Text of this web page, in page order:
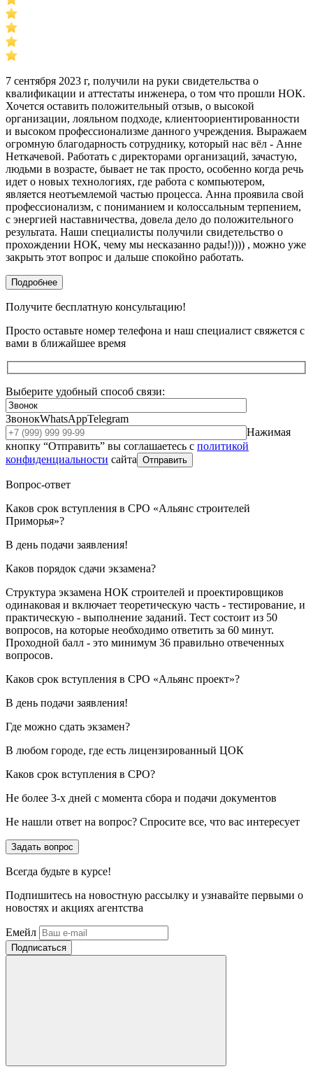
7 сентября 2023 г, получили на руки свидетельства о
квалификации и аттестаты инженера, о том что прошли НОК.
Хочется оставить положительный отзыв, о высокой
организации, лояльном подходе, клиентоориентированности
и высоком профессионализме данного учреждения. Выражаем
огромную благодарность сотруднику, который нас вёл - Анне
Неткачевой. Работать с директорами организаций, зачастую,
людьми в возрасте, бывает не так просто, особенно когда речь
идет о новых технологиях, где работа с компьютером,
является неотъемлемой частью процесса. Анна проявила свой
профессионализм, с пониманием и колоссальным терпением,
с энергией наставничества, довела дело до положительного
результата. Наши специалисты получили свидетельство о
прохождении НОК, чему мы несказанно рады!)))) , можно уже
закрыть этот вопрос и дальше спокойно работать.
Подробнее
Получите бесплатную консультацию!
Просто оставьте номер телефона и наш специалист свяжется с
вами в ближайшее время
Выберите удобный способ связи:
ЗвонокWhatsAppTelegram
Нажимая
кнопку “Отправить” вы соглашаетесь с политикой
конфиденциальности сайта Отправить
Вопрос-ответ
Каков срок вступления в СРО «Альянс строителей
Приморья»?
В день подачи заявления!
Каков порядок сдачи экзамена?
Структура экзамена НОК строителей и проектировщиков
одинаковая и включает теоретическую часть - тестирование, и
практическую - выполнение заданий. Тест состоит из 50
вопросов, на которые необходимо ответить за 60 минут.
Проходной балл - это минимум 36 правильно отвеченных
вопросов.
Каков срок вступления в СРО «Альянс проект»?
В день подачи заявления!
Где можно сдать экзамен?
В любом городе, где есть лицензированный ЦОК
Каков срок вступления в СРО?
Не более 3-х дней с момента сбора и подачи документов
Не нашли ответ на вопрос? Спросите все, что вас интересует
Задать вопрос
Всегда будьте в курсе!
Подпишитесь на новостную рассылку и узнавайте первыми о
новостях и акциях агентства
Емейл